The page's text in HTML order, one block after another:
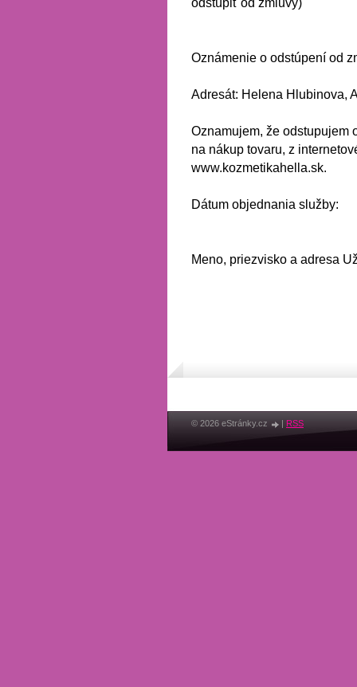
odstúpiť od zmluvy)
Oznámenie o odstúpení od
Adresát: Helena Hlubinova,
Oznamujem, že odstupujem
na nákup tovaru, z
www.kozmetikahella.sk.
Dátum objednania služby:
Meno, priezvisko a adresa
© 2026 eStránky.cz | RSS